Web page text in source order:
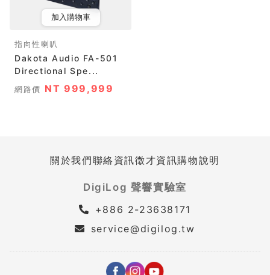
加入購物車
指向性喇叭
Dakota Audio FA-501
Directional Spe...
網路價 NT 999,999
關於我們聯絡資訊徵才資訊購物說明
DigiLog 聲響實驗室
+886 2-23638171
service@digilog.tw